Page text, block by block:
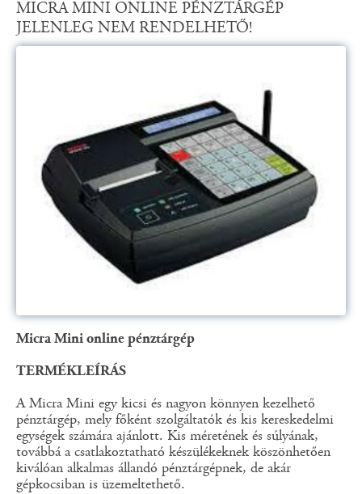
MICRA MINI ONLINE PÉNZTÁRGÉP
JELENLEG NEM RENDELHETŐ!
Micra Mini online pénztárgép
TERMÉKLEÍRÁS
A Micra Mini egy kicsi és nagyon könnyen kezelhető
pénztárgép, mely főként szolgáltatók és kis kereskedelmi
egységek számára ajánlott. Kis méretének és súlyának,
továbbá a csatlakoztatható készülékeknek köszönhetően
kiválóan alkalmas állandó pénztárgépnek, de akár
gépkocsiban is üzemeltethető.